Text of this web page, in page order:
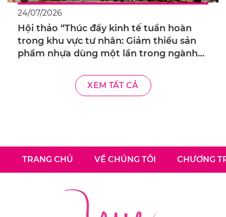
24/07/2026
Hội thảo “Thúc đẩy kinh tế tuần hoàn
trong khu vực tư nhân: Giảm thiểu sản
phẩm nhựa dùng một lần trong ngành
XEM TẤT CẢ
TRANG CHỦ VỀ CHÚNG TÔI CHƯƠNG